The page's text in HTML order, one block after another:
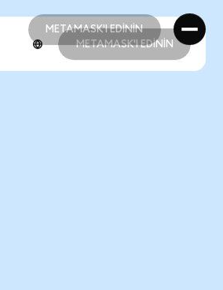
METAMASK'I EDİNİN
METAMASK'I EDİNİN
METAMASK'I EDİNİN